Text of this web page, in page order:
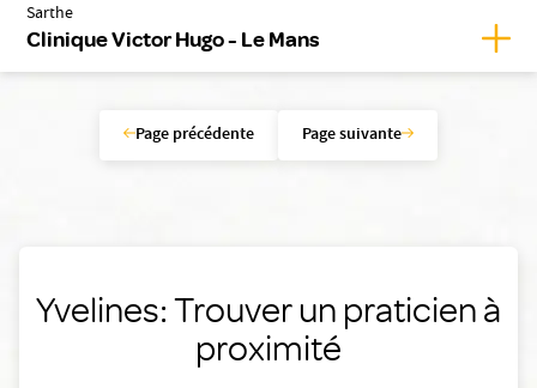
Sarthe
Clinique Victor Hugo - Le Mans
Page précédente Page suivante
Yvelines: Trouver un praticien à
proximité